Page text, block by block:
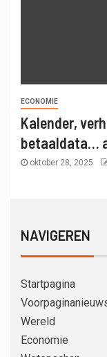
ECONOMIE
Kalender,
betaaldata…
oktober 28, 2025
NAVIGEREN
Startpagina
Wereld
Economie